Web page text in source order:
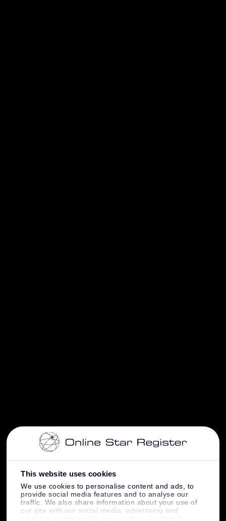
This website uses cookies
We use cookies to personalise content and ads, to
provide social media features and to analyse our
traffic. We also share information about your use of
our site with our social media, advertising and